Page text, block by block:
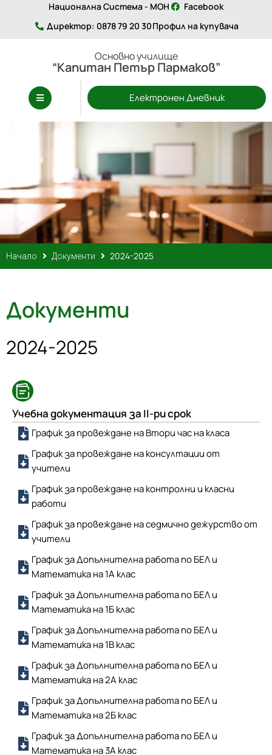
Национална Система - МОН
Facebook
Директор: 0878 79 20 30Профил на купувача
Основно училище
“Капитан Петър Пармаков”
Електронен Дневник
Начало Документи 2024-2025
Документи
2024-2025
Учебна документация за II-ри срок
График за провеждане на Втори час на класа
График за провеждане на консултации от
учители
График за провеждане на контролни и класни
работи
График за провеждане на седмично дежурство от
учители
График за Допълнителна работа по БЕЛ и
Математика на 1А клас
График за Допълнителна работа по БЕЛ и
Математика на 1Б клас
График за Допълнителна работа по БЕЛ и
Математика на 1В клас
График за Допълнителна работа по БЕЛ и
Математика на 2A клас
График за Допълнителна работа по БЕЛ и
Математика на 2Б клас
График за Допълнителна работа по БЕЛ и
Математика на 3A клас